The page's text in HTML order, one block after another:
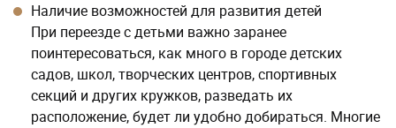
Наличие возможностей для развития детей
При переезде с детьми важно заранее
поинтересоваться, как много в городе детских
садов, школ, творческих центров, спортивных
секций и других кружков, разведать их
расположение, будет ли удобно добираться. Многие